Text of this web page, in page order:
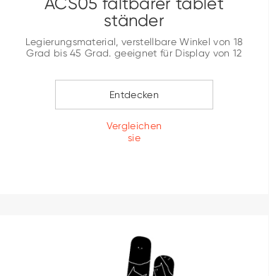
ständer
Legierungsmaterial, verstellbare Winkel von 18
Grad bis 45 Grad. geeignet für Display von 12
Entdecken
Vergleichen
sie